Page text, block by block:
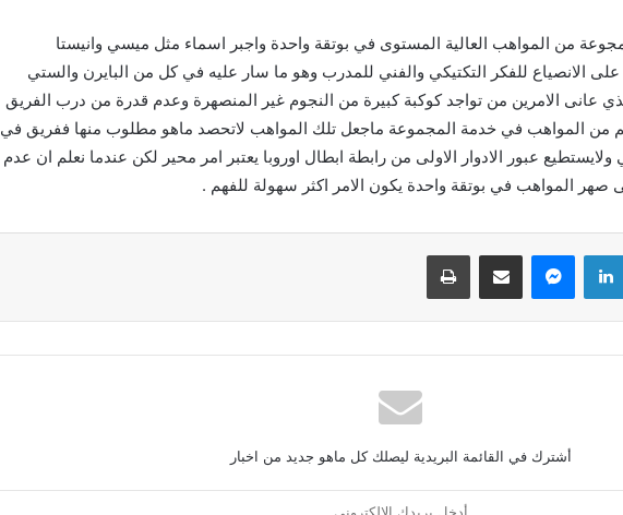
من المواهب العالية المستوى في بوتقة واحدة واجبر اسماء مثل ميسي وانيستا
على الانصياع للفكر التكتيكي والفني للمدرب وهو ما سار عليه في كل من البايرن والستي
عانى الامرين من تواجد كوكبة كبيرة من النجوم غير المنصهرة وعدم قدرة من درب الفريق
من المواهب في خدمة المجموعة ماجعل تلك المواهب لاتحصد ماهو مطلوب منها ففريق في
ولايستطيع عبور الادوار الاولى من رابطة ابطال اوروبا يعتبر امر محير لكن عندما نعلم ان عدم
صهر المواهب في بوتقة واحدة يكون الامر اكثر سهولة للفهم .
لينكدإن ماسنجر مشاركة عبر البريد طباعة
أشترك في القائمة البريدية ليصلك كل ماهو جديد من اخبار